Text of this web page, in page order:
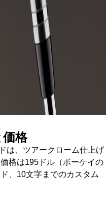
格
は、ツアークローム仕上げ
格は195ドル（ボーケイの
、10文字までのカスタム